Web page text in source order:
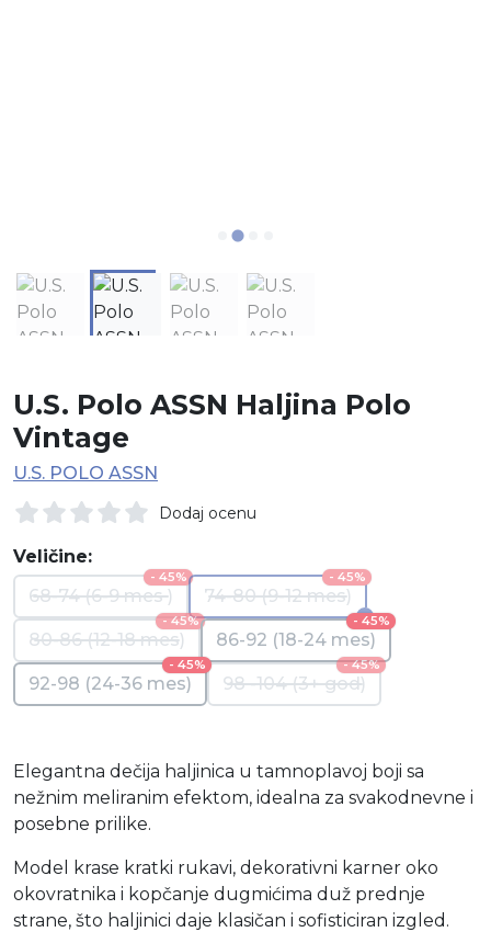
U.S. Polo ASSN Haljina Polo
Vintage
U.S. POLO ASSN
Dodaj ocenu
Veličine:
- 45%
68-74 (6-9 mes )
- 45%
74-80 (9-12 mes)
- 45%
80-86 (12-18 mes)
- 45%
86-92 (18-24 mes)
- 45%
92-98 (24-36 mes)
- 45%
98 -104 (3+ god)
Elegantna dečija haljinica u tamnoplavoj boji sa
nežnim meliranim efektom, idealna za svakodnevne i
posebne prilike.
Model krase kratki rukavi, dekorativni karner oko
okovratnika i kopčanje dugmićima duž prednje
strane, što haljinici daje klasičan i sofisticiran izgled.